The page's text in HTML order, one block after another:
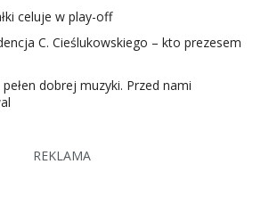
celuje w play-off
C. Cieślukowskiego – kto prezesem
dobrej muzyki. Przed nami
REKLAMA